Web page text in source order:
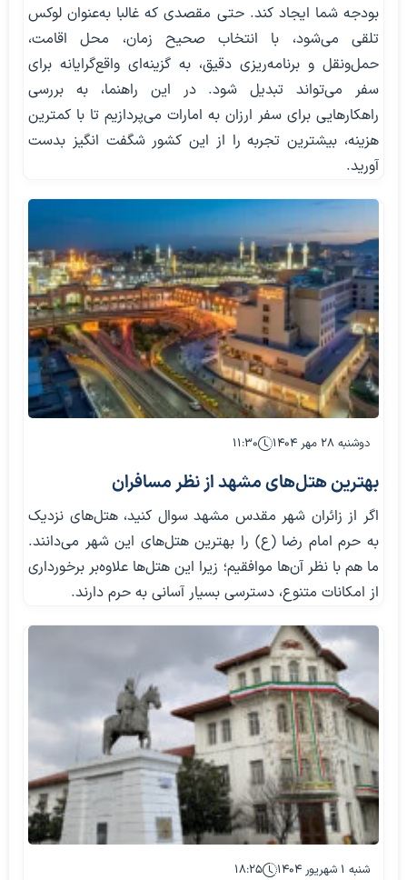
بودجه شما ایجاد کند. حتی مقصدی که غالبا به‌عنوان لوکس
تلقی می‌شود، با انتخاب صحیح زمان، محل اقامت،
حمل‌ونقل و برنامه‌ریزی دقیق، به گزینه‌ای واقع‌گرایانه برای
سفر می‌تواند تبدیل شود. در این راهنما، به بررسی
راهکارهایی برای سفر ارزان به امارات می‌پردازیم تا با کمترین
هزینه، بیشترین تجربه را از این کشور شگفت انگیز بدست
آورید.
دوشنبه ۲۸ مهر ۱۴۰۴ ۱۱:۳۰
بهترین هتل‌های مشهد از نظر مسافران
اگر از زائران شهر مقدس مشهد سوال کنید، هتل‌های نزدیک
به حرم امام رضا (ع) را بهترین هتل‌های این شهر می‌دانند.
ما هم با نظر آن‌ها موافقیم؛ زیرا این هتل‌ها علاوه‌بر برخورداری
از امکانات متنوع، دسترسی بسیار آسانی به حرم دارند.
شنبه ۱ شهریور ۱۴۰۴ ۱۸:۲۵